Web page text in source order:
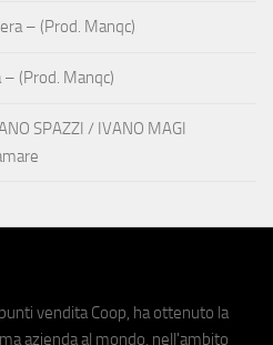
– (Prod. Manqc)
(Prod. Manqc)
SPAZZI / IVANO MAGI
vendita Coop, ha ottenuto la
azienda al mondo, nell'ambito